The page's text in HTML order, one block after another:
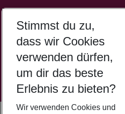
Stimmst du zu,
dass wir Cookies
verwenden dürfen,
um dir das beste
Erlebnis zu bieten?
Wir verwenden Cookies und